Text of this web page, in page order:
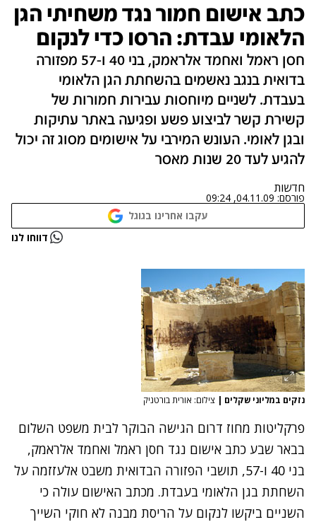
כתב אישום חמור נגד משחיתי הגן
הלאומי עבדת: הרסו כדי לנקום
חסן ראמל ואחמד אלראמק, בני 40 ו-57 מפזורה
בדואית בנגב נאשמים בהשחתת הגן הלאומי
בעבדת. לשניים מיוחסות עבירות חמורות של
קשירת קשר לביצוע פשע ופגיעה באתר עתיקות
ובגן לאומי. העונש המירבי על אישומים מסוג זה יכול
להגיע לעד 20 שנות מאסר
חדשות
פורסם: 04.11.09, 09:24
עקבו אחרינו בגוגל
דווחו לנו
נזקים במליוני שקלים | צילום: אורית בורטניק
פרקליטות מחוז דרום הגישה הבוקר לבית משפט השלום
בבאר שבע כתב אישום נגד חסן ראמל ואחמד אלראמק,
בני 40 ו-57, תושבי הפזורה הבדואית משבט אלעזזמה על
השחתת בגן הלאומי בעבדת. מכתב האישום עולה כי
השניים ביקשו לנקום על הריסת מבנה לא חוקי השייך